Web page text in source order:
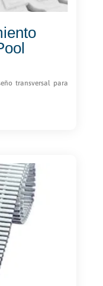
transversal para